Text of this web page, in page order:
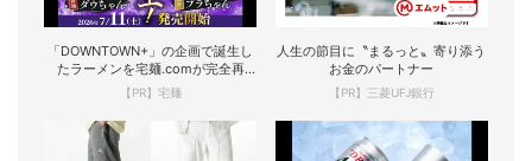
「DOWNTOWN+」の企画で誕生し
たラーメンを宅麺.comが完全再
現！
【PR】宅麺
人生の節目に〝まるっと〟寄り添う
お金のパートナー
【PR】三菱UFJ銀行